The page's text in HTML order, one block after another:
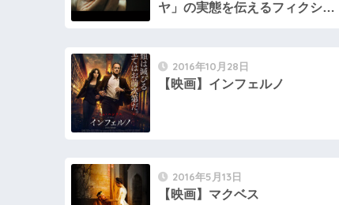
ヤ」の実態を伝えるフィクショ
2016年10月28日
【映画】インフェルノ
2016年5月13日
【映画】マクベス